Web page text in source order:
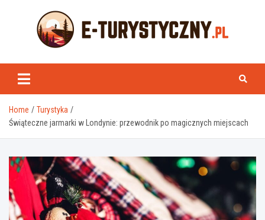
e-turystyczny.pl
Home
Turystyka
Świąteczne jarmarki w Londynie: przewodnik po magicznych miejscach